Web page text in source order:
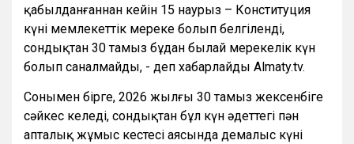
қабылданғаннан кейін 15 наурыз – Конституция
күні мемлекеттік мереке болып белгіленді,
сондықтан 30 тамыз бұдан былай мерекелік күн
болып саналмайды, - деп хабарлайды Almaty.tv.
Сонымен бірге, 2026 жылғы 30 тамыз жексенбіге
сәйкес келеді, сондықтан бұл күн әдеттегі пән
апталық жұмыс кестесі аясында демалыс күні